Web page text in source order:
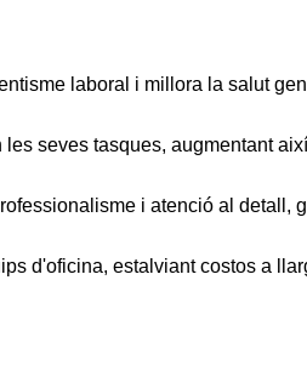
laboral i millora la salut
seves tasques, augmentant
i atenció al detall,
d'oficina, estalviant costos a